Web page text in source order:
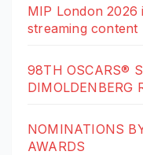
MIP London 2026
streaming content
98TH OSCARS®
DIMOLDENBERG
NOMINATIONS
AWARDS